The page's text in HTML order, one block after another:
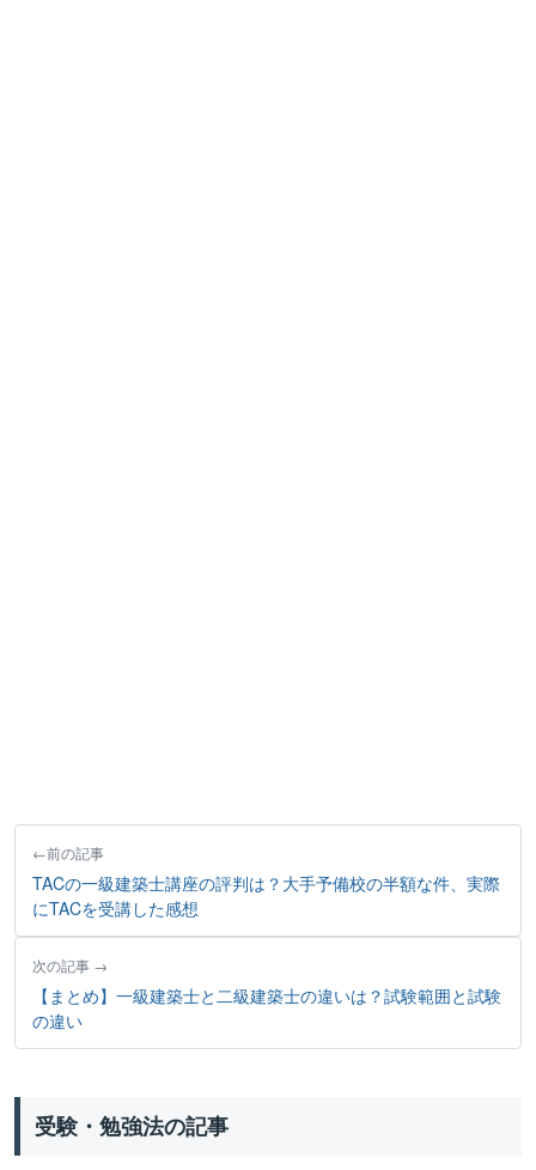
前の記事
TACの一級建築士講座の評判は？大手予備校の半額な件、実際
にTACを受講した感想
次の記事
【まとめ】一級建築士と二級建築士の違いは？試験範囲と試験
の違い
受験・勉強法の記事